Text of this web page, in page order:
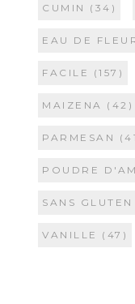
CUMIN (34)
EAU DE
FACILE (157)
MAIZENA (42)
PARMESAN
POUDRE
SANS GLUTEN
VANILLE (47)